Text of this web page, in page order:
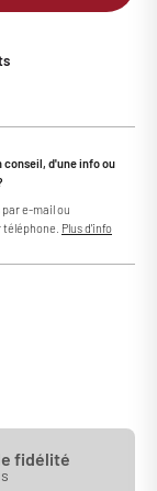
conseil, d'une info ou
e-mail ou
Plus d'info
fidélité